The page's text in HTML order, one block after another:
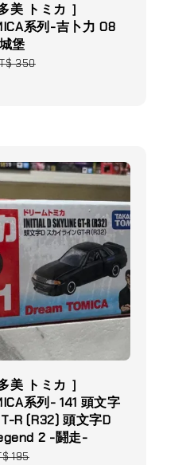
美 トミカ ］
系列-吉卜力 08
堡
350
美 トミカ ］
系列- 141 頭文字
R (R32) 頭文字D
2 -鬪走-
195